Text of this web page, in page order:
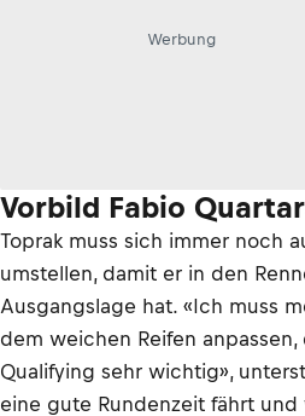
Werbung
Vorbild Fabio
Toprak muss sich immer noch
umstellen, damit er in den
Ausgangslage hat. «Ich muss
dem weichen Reifen
Qualifying sehr wichtig»,
eine gute Rundenzeit fährt und